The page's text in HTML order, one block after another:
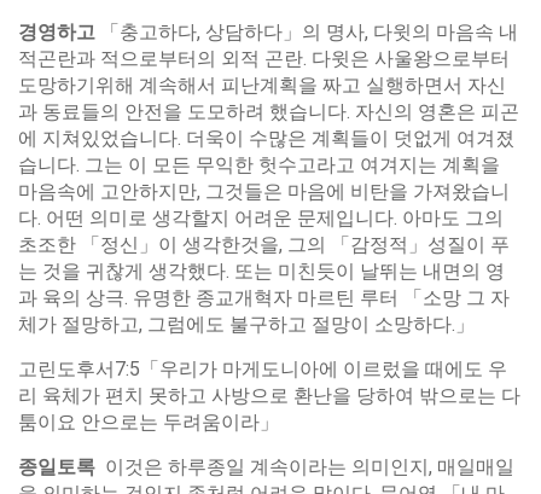
경영하고
「충고하다, 상담하다」의 명사, 다윗의 마음속 내
적곤란과 적으로부터의 외적 곤란. 다윗은 사울왕으로부터
도망하기위해 계속해서 피난계획을 짜고 실행하면서 자신
과 동료들의 안전을 도모하려 했습니다. 자신의 영혼은 피곤
에 지쳐있었습니다. 더욱이 수많은 계획들이 덧없게 여겨졌
습니다. 그는 이 모든 무익한 헛수고라고 여겨지는 계획을
마음속에 고안하지만, 그것들은 마음에 비탄을 가져왔습니
다. 어떤 의미로 생각할지 어려운 문제입니다. 아마도 그의
초조한 「정신」이 생각한것을, 그의 「감정적」성질이 푸
는 것을 귀찮게 생각했다. 또는 미친듯이 날뛰는 내면의 영
과 육의 상극. 유명한 종교개혁자 마르틴 루터 「소망 그 자
체가 절망하고, 그럼에도 불구하고 절망이 소망하다.」
고린도후서7:5「우리가 마게도니아에 이르렀을 때에도 우
리 육체가 편치 못하고 사방으로 환난을 당하여 밖으로는 다
툼이요 안으로는 두려움이라」
종일토록 이것은 하루종일 계속이라는 의미인지, 매일매일